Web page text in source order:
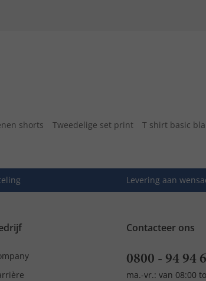
shorts Tweedelige set print
T shirt basic
Levering aan
Contacteer ons
0800 - 94 94
ma.-vr.: van 08:00